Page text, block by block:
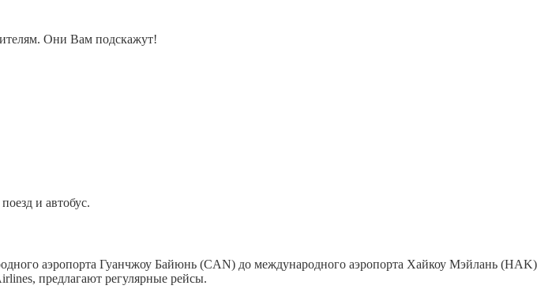
Они Вам подскажут!
и автобус.
аэропорта Гуанчжоу Байюнь (CAN) до международного аэропорта Хайкоу Мэйлань (HAK)
предлагают регулярные рейсы.